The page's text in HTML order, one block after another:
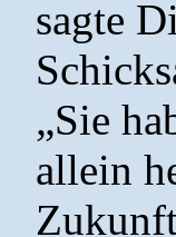
sagte
„Sie
allein